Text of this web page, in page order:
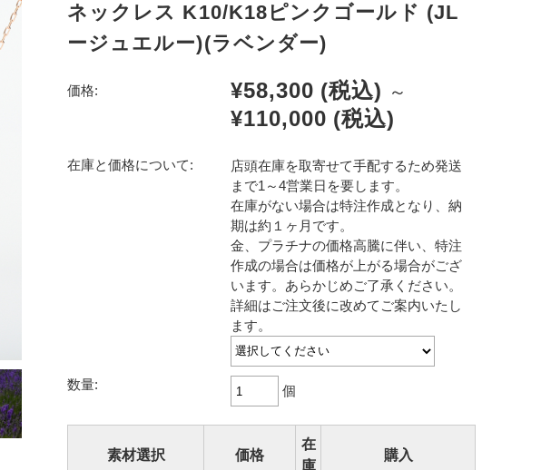
Earrings
Pierce Catch
Pink Gold
ピンクゴールド
Silver
Stainless
ステンレス
Diamond
4月 ダイヤモンド
Emerald
Pearl
6月 パール
Opal
Tourmaline
10月 トルマリン
JL HOKKAIDO ホームページ
ネックレス K10/K18ピンクゴールド (JL
ージュエルー)(ラベンダー)
価格: ¥58,300 (税込) ～
¥110,000 (税込)
在庫と価格について:
店頭在庫を取寄せて手配するため発送
まで1～4営業日を要します。
在庫がない場合は特注作成となり、納
期は約１ヶ月です。
金、プラチナの価格高騰に伴い、特注
作成の場合は価格が上がる場合がござ
います。あらかじめご了承ください。
詳細はご注文後に改めてご案内いたし
ます。
数量: 個
素材選択 価格
在
庫
購入